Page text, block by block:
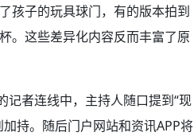
孩子的玩具球门，有的版本拍到
。这些差异化内容反而丰富了原
记者连线中，主持人随口提到“现
持。随后门户网站和资讯APP将